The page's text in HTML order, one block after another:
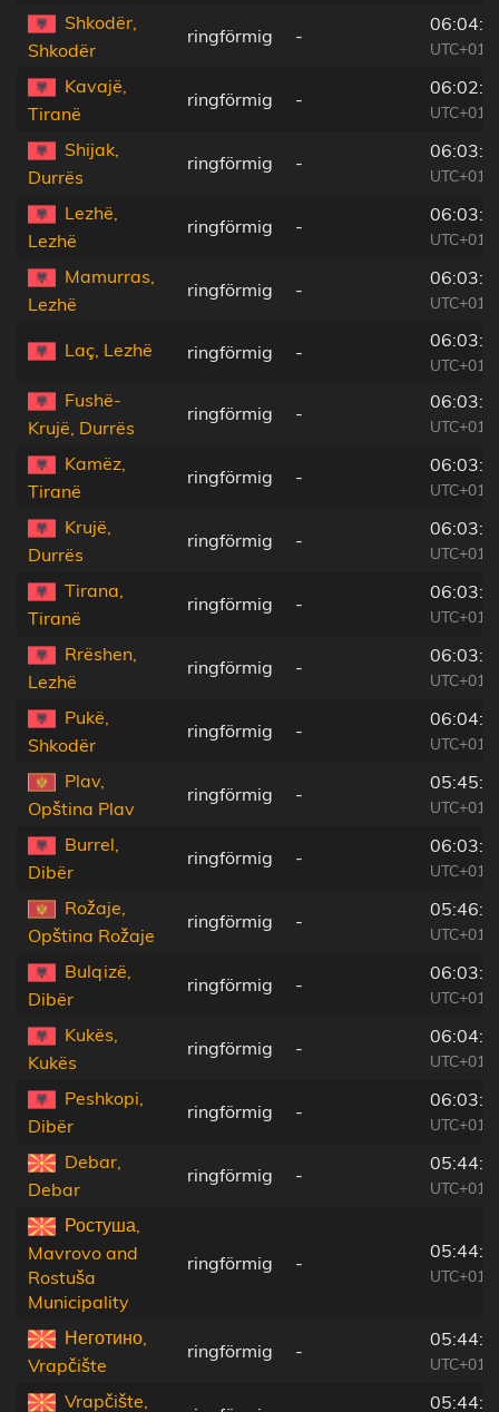
Shkodër,
Shkodër
ringförmig -
Kavajë,
Tiranë
ringförmig -
Shijak,
Durrës
ringförmig -
Lezhë,
Lezhë
ringförmig -
Mamurras,
Lezhë
ringförmig -
Laç, Lezhë ringförmig -
Fushë-
Krujë, Durrës
ringförmig -
Kamëz,
Tiranë
ringförmig -
Krujë,
Durrës
ringförmig -
Tirana,
Tiranë
ringförmig -
Rrëshen,
Lezhë
ringförmig -
Pukë,
Shkodër
ringförmig -
Plav,
Opština Plav
ringförmig -
Burrel,
Dibër
ringförmig -
Rožaje,
Opština Rožaje
ringförmig -
Bulqizë,
Dibër
ringförmig -
Kukës,
Kukës
ringförmig -
Peshkopi,
Dibër
ringförmig -
Debar,
Debar
ringförmig -
Ростуша,
Mavrovo and
Rostuša
Municipality
ringförmig -
Неготино,
Vrapčište
ringförmig -
Vrapčište,